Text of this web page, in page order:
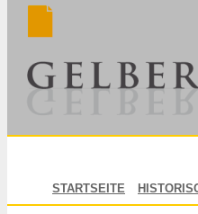
STARTSEITE